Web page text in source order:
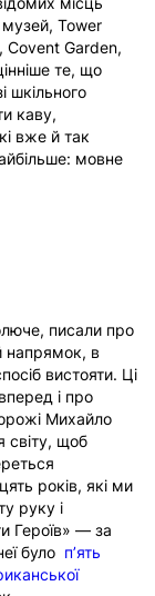
Tower
Covent Garden,
те, що
шкільного
каву,
вже й так
мовне
писали про
напрямок, в
вистояти. Ці
і про
Михайло
світу, щоб
років, які ми
руку і
Героїв» — за
було п’ять